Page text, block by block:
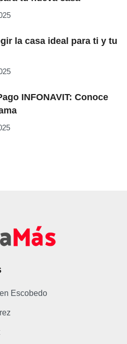
la casa ideal para ti y tu
INFONAVIT: Conoce
Escobedo